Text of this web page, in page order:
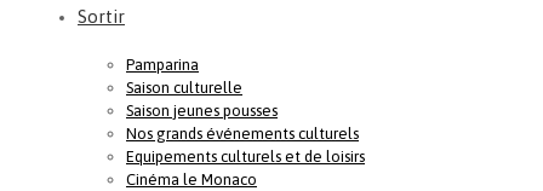
Sortir
Pamparina
Saison culturelle
Saison jeunes pousses
Nos grands événements culturels
Equipements culturels et de loisirs
Cinéma le Monaco